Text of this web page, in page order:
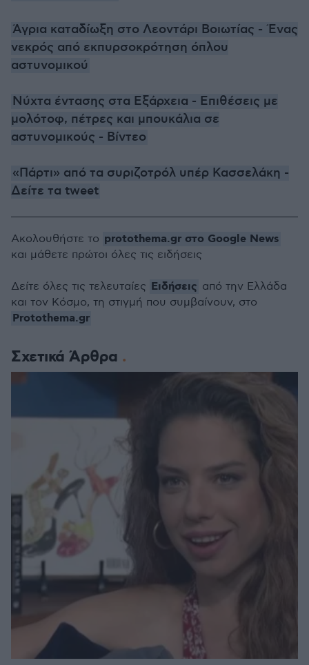
Άγρια καταδίωξη στο Λεοντάρι Βοιωτίας - Ένας
νεκρός από εκπυρσοκρότηση όπλου
αστυνομικού
Νύχτα έντασης στα Εξάρχεια - Επιθέσεις με
μολότοφ, πέτρες και μπουκάλια σε
αστυνομικούς - Βίντεο
«Πάρτι» από τα συριζοτρόλ υπέρ Κασσελάκη -
Δείτε τα tweet
Σχετικά Άρθρα
Ακολουθήστε το protothema.gr στο Google News
και μάθετε πρώτοι όλες τις ειδήσεις
Δείτε όλες τις τελευταίες Ειδήσεις από την Ελλάδα
και τον Κόσμο, τη στιγμή που συμβαίνουν, στο
Protothema.gr